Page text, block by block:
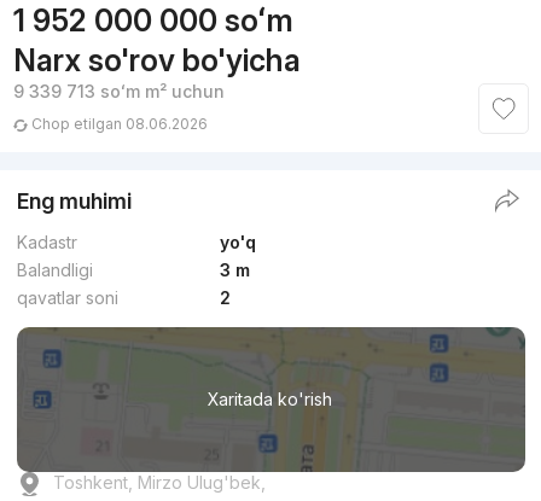
1 952 000 000 soʻm
Narx so'rov bo'yicha
9 339 713 soʻmm² uchun
Chop etilgan 08.06.2026
Eng muhimi
Kadastr
yo'q
Balandligi
3 m
qavatlar soni
2
Xaritada ko'rish
Toshkent, Mirzo Ulug'bek,